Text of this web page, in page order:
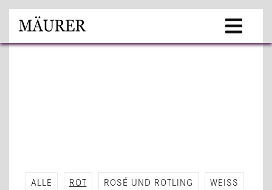
ALLE ROT ROSÉ UND ROT­LING WEISS